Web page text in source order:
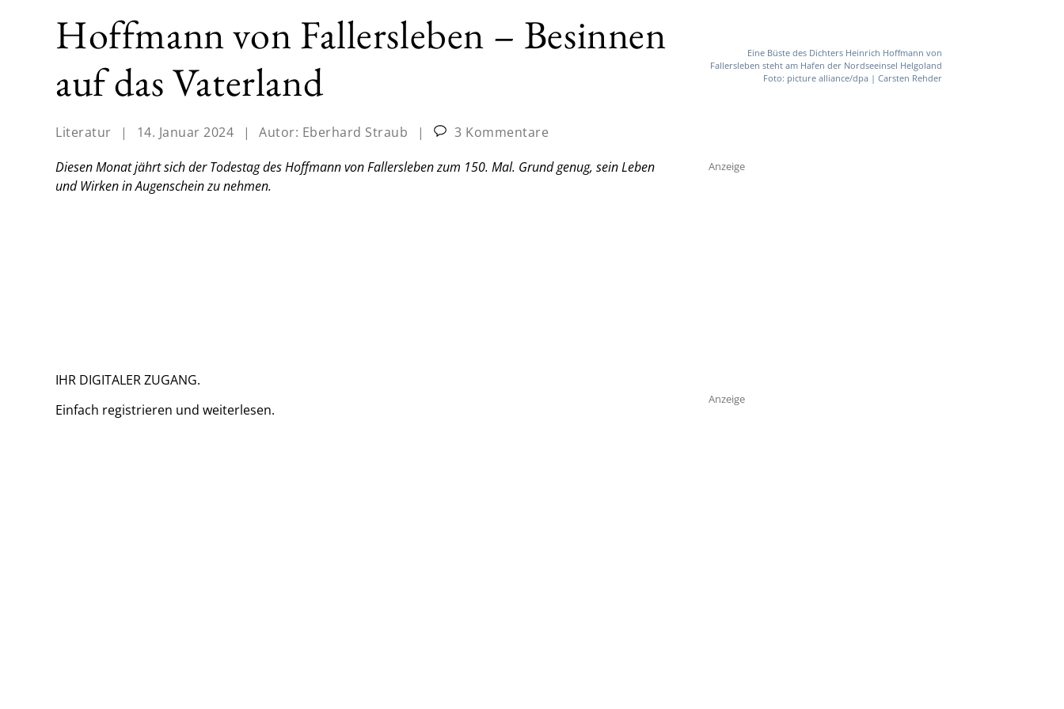
Hoffmann von Fallersleben – Besinnen
auf das Vaterland
Literatur | 14. Januar 2024 | Autor: Eberhard Straub |
3 Kommentare
Diesen Monat jährt sich der Todestag des Hoffmann von Fallersleben zum 150. Mal. Grund genug, sein Leben
und Wirken in Augenschein zu nehmen.
IHR DIGITALER ZUGANG.
Einfach registrieren und weiterlesen.
Eine Büste des Dichters Heinrich Hoffmann von
Fallersleben steht am Hafen der Nordseeinsel Helgoland
Foto: picture alliance/dpa | Carsten Rehder
Anzeige
Anzeige